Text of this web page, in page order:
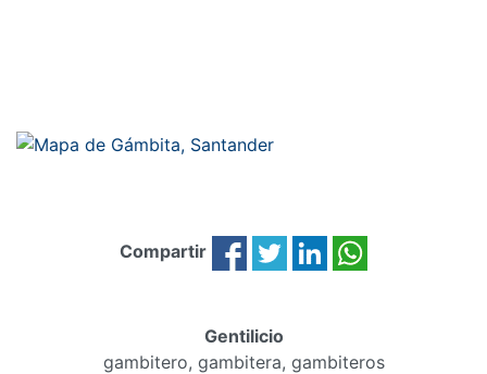
Compartir
Gentilicio
gambitero, gambitera, gambiteros